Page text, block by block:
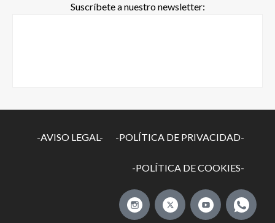
Suscríbete a nuestro newsletter:
-AVISO LEGAL- -POLÍTICA DE PRIVACIDAD-
-POLÍTICA DE COOKIES-